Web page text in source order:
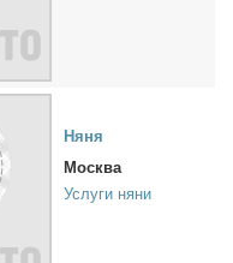
Ня­ня
Москва
Услуги няни